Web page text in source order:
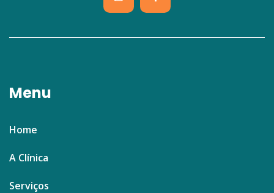
Menu
Home
A Clínica
Serviços